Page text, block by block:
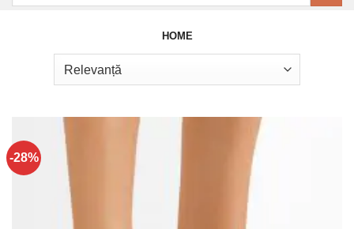
HOME
-28%